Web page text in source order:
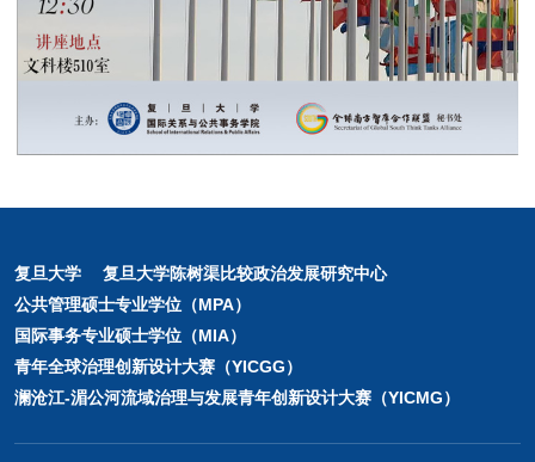
复旦大学
复旦大学陈树渠比较政治发展研究中心
公共管理硕士专业学位（MPA）
国际事务专业硕士学位（MIA）
青年全球治理创新设计大赛（YICGG）
澜沧江-湄公河流域治理与发展青年创新设计大赛（YICMG）